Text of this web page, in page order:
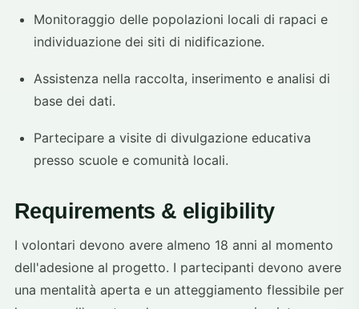
Monitoraggio delle popolazioni locali di rapaci e
individuazione dei siti di nidificazione.
Assistenza nella raccolta, inserimento e analisi di
base dei dati.
Partecipare a visite di divulgazione educativa
presso scuole e comunità locali.
Requirements & eligibility
I volontari devono avere almeno 18 anni al momento
dell'adesione al progetto. I partecipanti devono avere
una mentalità aperta e un atteggiamento flessibile per